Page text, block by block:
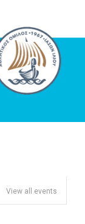
View all events